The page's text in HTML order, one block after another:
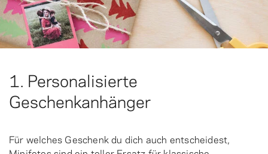
1. Personalisierte
Geschenkanhänger
Für welches Geschenk du dich auch entscheidest,